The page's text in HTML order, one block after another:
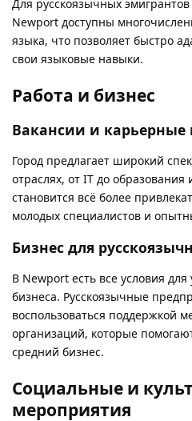
Для русскоязычных
Newport доступны
языка, что позволяет быстро
свои языковые навыки.
Работа и бизнес
Вакансии и карьерные
Город предлагает широкий
отраслях, от IT до
становится всё более
молодых специалистов и
Бизнес для
В Newport есть все условия
бизнеса. Русскоязычные
воспользоваться поддержкой
организаций, которые
средний бизнес.
Социальные и
мероприятия